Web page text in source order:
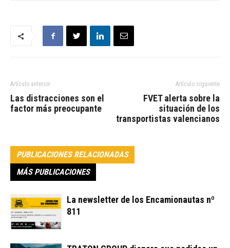
Artículo anterior
Las distracciones son el
factor más preocupante
Artículo siguiente
FVET alerta sobre la
situación de los
transportistas valencianos
PUBLICACIONES RELACIONADAS
MÁS PUBLICACIONES
La newsletter de los Encamionautas nº
811